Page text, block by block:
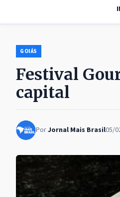
GOIÁS
Festival
capital
PorJornal Mais Brasil05/